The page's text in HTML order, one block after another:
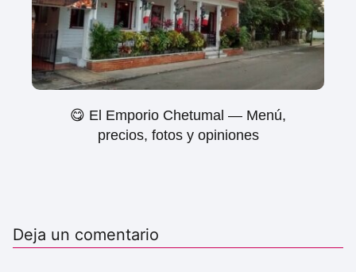
😋 El Emporio Chetumal — Menú,
precios, fotos y opiniones
Deja un comentario